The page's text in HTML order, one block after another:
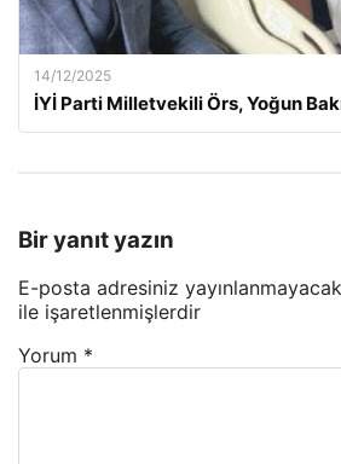
14/12/2025
İYİ Parti Milletvekili Örs, Yoğun
Bir yanıt yazın
E-posta adresiniz
ile işaretlenmişlerdir
Yorum *